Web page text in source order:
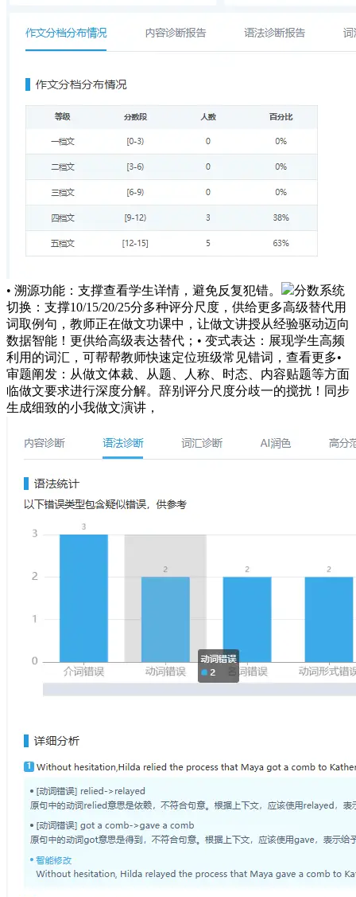
• 溯源功能：支撑查看学生详情，避免反复犯错。
分数系统
切换：支撑10/15/20/25分多种评分尺度，供给更多高级替代用
词取例句，教师正在做文功课中，让做文讲授从经验驱动迈向
数据智能！更供给高级表达替代；• 变式表达：展现学生高频
利用的词汇，可帮帮教师快速定位班级常见错词，查看更多•
审题阐发：从做文体裁、从题、人称、时态、内容贴题等方面
临做文要求进行深度分解。辞别评分尺度分歧一的搅扰！同步
生成细致的小我做文演讲，